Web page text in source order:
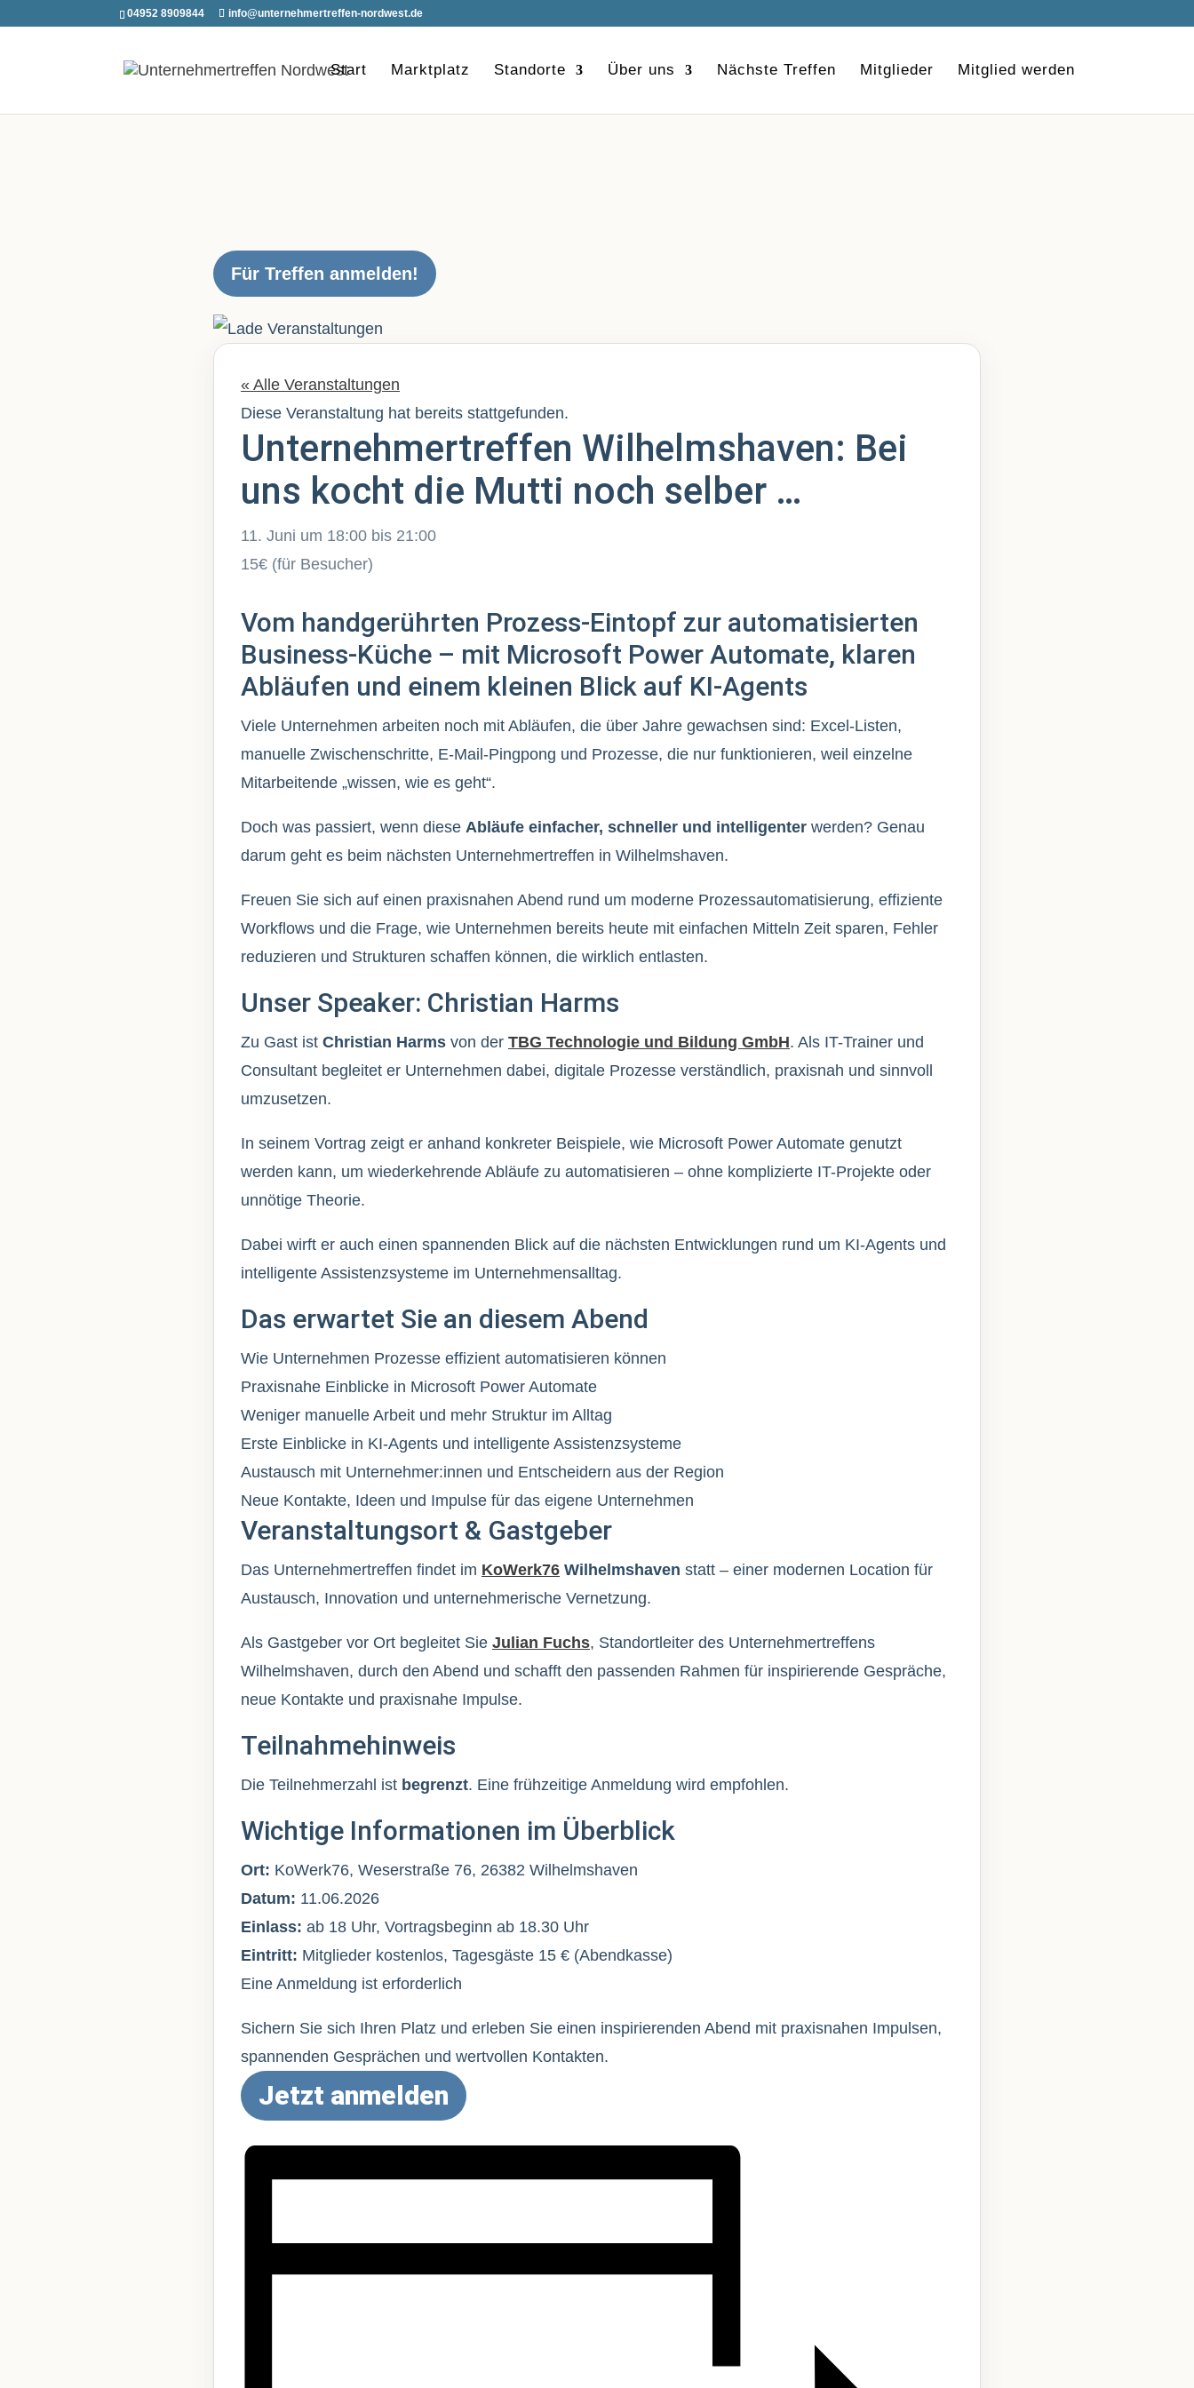
04952 8909844 info@unternehmertreffen-nordwest.de
Start Marktplatz Standorte Über uns Nächste Treffen Mitglieder Mitglied werden
Für Treffen anmelden!
« Alle Veranstaltungen
Diese Veranstaltung hat bereits stattgefunden.
Unternehmertreffen Wilhelmshaven: Bei
uns kocht die Mutti noch selber …
11. Juni um 18:00 bis 21:00
15€
Vom handgerührten Prozess-Eintopf zur automatisierten
Business-Küche – mit Microsoft Power Automate, klaren
Abläufen und einem kleinen Blick auf KI-Agents
Viele Unternehmen arbeiten noch mit Abläufen, die über Jahre gewachsen sind: Excel-Listen,
manuelle Zwischenschritte, E-Mail-Pingpong und Prozesse, die nur funktionieren, weil einzelne
Mitarbeitende „wissen, wie es geht“.
Doch was passiert, wenn diese Abläufe einfacher, schneller und intelligenter werden? Genau
darum geht es beim nächsten Unternehmertreffen in Wilhelmshaven.
Freuen Sie sich auf einen praxisnahen Abend rund um moderne Prozessautomatisierung, effiziente
Workflows und die Frage, wie Unternehmen bereits heute mit einfachen Mitteln Zeit sparen, Fehler
reduzieren und Strukturen schaffen können, die wirklich entlasten.
Unser Speaker: Christian Harms
Zu Gast ist Christian Harms von der TBG Technologie und Bildung GmbH. Als IT-Trainer und
Consultant begleitet er Unternehmen dabei, digitale Prozesse verständlich, praxisnah und sinnvoll
umzusetzen.
In seinem Vortrag zeigt er anhand konkreter Beispiele, wie Microsoft Power Automate genutzt
werden kann, um wiederkehrende Abläufe zu automatisieren – ohne komplizierte IT-Projekte oder
unnötige Theorie.
Dabei wirft er auch einen spannenden Blick auf die nächsten Entwicklungen rund um KI-Agents und
intelligente Assistenzsysteme im Unternehmensalltag.
Das erwartet Sie an diesem Abend
Wie Unternehmen Prozesse effizient automatisieren können
Praxisnahe Einblicke in Microsoft Power Automate
Weniger manuelle Arbeit und mehr Struktur im Alltag
Erste Einblicke in KI-Agents und intelligente Assistenzsysteme
Austausch mit Unternehmer:innen und Entscheidern aus der Region
Neue Kontakte, Ideen und Impulse für das eigene Unternehmen
Veranstaltungsort & Gastgeber
Das Unternehmertreffen findet im KoWerk76 Wilhelmshaven statt – einer modernen Location für
Austausch, Innovation und unternehmerische Vernetzung.
Als Gastgeber vor Ort begleitet Sie Julian Fuchs, Standortleiter des Unternehmertreffens
Wilhelmshaven, durch den Abend und schafft den passenden Rahmen für inspirierende Gespräche,
neue Kontakte und praxisnahe Impulse.
Teilnahmehinweis
Die Teilnehmerzahl ist begrenzt. Eine frühzeitige Anmeldung wird empfohlen.
Wichtige Informationen im Überblick
Ort: KoWerk76, Weserstraße 76, 26382 Wilhelmshaven
Datum: 11.06.2026
Einlass: ab 18 Uhr, Vortragsbeginn ab 18.30 Uhr
Eintritt: Mitglieder kostenlos, Tagesgäste 15 € (Abendkasse)
Eine Anmeldung ist erforderlich
Sichern Sie sich Ihren Platz und erleben Sie einen inspirierenden Abend mit praxisnahen Impulsen,
spannenden Gesprächen und wertvollen Kontakten.
Jetzt anmelden